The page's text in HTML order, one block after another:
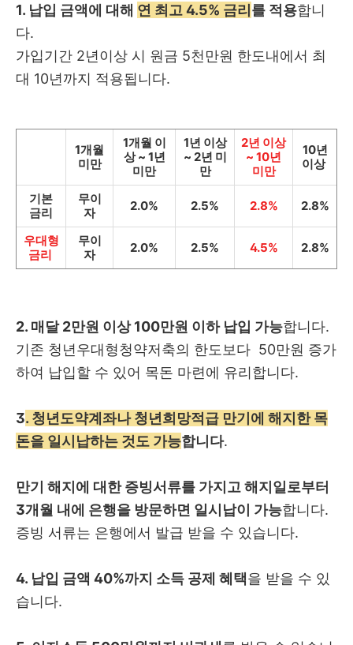
1. 납입 금액에 대해 연 최고 4.5% 금리를 적용합니
다.
가입기간 2년이상 시 원금 5천만원 한도내에서 최
대 10년까지 적용됩니다.
1개월
미만
1개월 이
상 ~ 1년
미만
1년 이상
~ 2년 미
만
2년 이상
~ 10년
미만
10년
이상
기본
금리
무이
자
2.0% 2.5% 2.8% 2.8%
우대형
금리
무이
자
2.0% 2.5% 4.5% 2.8%
2. 매달 2만원 이상 100만원 이하 납입 가능합니다.
기존 청년우대형청약저축의 한도보다 50만원 증가
하여 납입할 수 있어 목돈 마련에 유리합니다.
3. 청년도약계좌나 청년희망적급 만기에 해지한 목
돈을 일시납하는 것도 가능합니다.
만기 해지에 대한 증빙서류를 가지고 해지일로부터
3개월 내에 은행을 방문하면 일시납이 가능합니다.
증빙 서류는 은행에서 발급 받을 수 있습니다.
4. 납입 금액 40%까지 소득 공제 혜택을 받을 수 있
습니다.